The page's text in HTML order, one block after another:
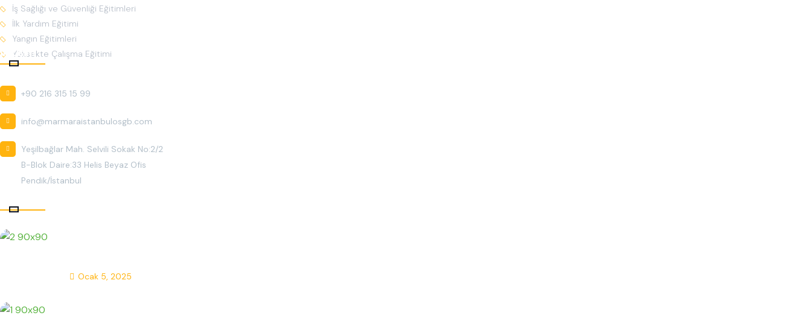
İş Sağlığı ve Güvenliği Eğitimleri
İlk Yardım Eğitimi
Yangın Eğitimleri
Yüksekte Çalışma Eğitimi
İletişim
+90 216 315 15 99
info@marmaraistanbulosgb.com
Yeşilbağlar Mah. Selvili Sokak No:2/2
B-Blok Daire:33 Helis Beyaz Ofis
Pendik/İstanbul
Ocak 5, 2025